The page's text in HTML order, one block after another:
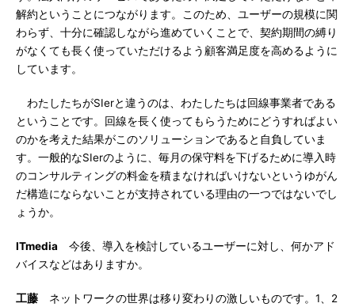
解約ということにつながります。このため、ユーザーの規模に関
わらず、十分に確認しながら進めていくことで、契約期間の縛り
がなくても長く使っていただけるよう顧客満足度を高めるように
しています。
わたしたちがSIerと違うのは、わたしたちは回線事業者である
ということです。回線を長く使ってもらうためにどうすればよい
のかを考えた結果がこのソリューションであると自負していま
す。一般的なSIerのように、毎月の保守料を下げるために導入時
のコンサルティングの料金を積まなければいけないというゆがん
だ構造にならないことが支持されている理由の一つではないでし
ょうか。
ITmedia 今後、導入を検討しているユーザーに対し、何かアド
バイスなどはありますか。
工藤 ネットワークの世界は移り変わりの激しいものです。1、2